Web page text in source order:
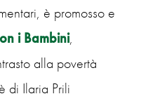
è promosso e
i Bambini,
alla povertà
di Ilaria Prili